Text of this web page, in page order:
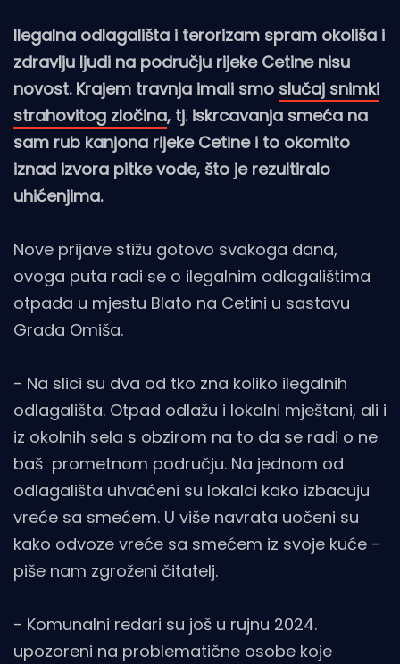
Ilegalna odlagališta i terorizam spram okoliša i
zdravlju ljudi na području rijeke Cetine nisu
novost. Krajem travnja imali smo slučaj snimki
strahovitog zločina, tj. iskrcavanja smeća na
sam rub kanjona rijeke Cetine i to okomito
iznad izvora pitke vode, što je rezultiralo
uhićenjima.
Nove prijave stižu gotovo svakoga dana,
ovoga puta radi se o ilegalnim odlagalištima
otpada u mjestu Blato na Cetini u sastavu
Grada Omiša.
- Na slici su dva od tko zna koliko ilegalnih
odlagališta. Otpad odlažu i lokalni mještani, ali i
iz okolnih sela s obzirom na to da se radi o ne
baš prometnom području. Na jednom od
odlagališta uhvaćeni su lokalci kako izbacuju
vreće sa smećem. U više navrata uočeni su
kako odvoze vreće sa smećem iz svoje kuće -
piše nam zgroženi čitatelj.
- Komunalni redari su još u rujnu 2024.
upozoreni na problematične osobe koje